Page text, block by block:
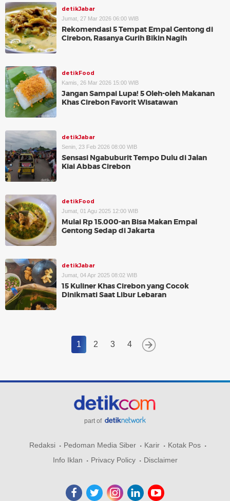
detikJabar
Jumat, 27 Mar 2026 06:00 WIB
Rekomendasi 5 Tempat Empal Gentong di
Cirebon, Rasanya Gurih Bikin Nagih
detikFood
Kamis, 26 Mar 2026 15:00 WIB
Jangan Sampai Lupa! 5 Oleh-oleh Makanan
Khas Cirebon Favorit Wisatawan
detikJabar
Senin, 23 Feb 2026 08:00 WIB
Sensasi Ngabuburit Tempo Dulu di Jalan
Kiai Abbas Cirebon
detikFood
Jumat, 01 Agu 2025 12:00 WIB
Mulai Rp 15.000-an Bisa Makan Empal
Gentong Sedap di Jakarta
detikJabar
Jumat, 04 Apr 2025 08:02 WIB
15 Kuliner Khas Cirebon yang Cocok
Dinikmati Saat Libur Lebaran
1 2 3 4
part of
Redaksi Pedoman Media Siber Karir
Kotak Pos
Info Iklan
Privacy Policy Disclaimer